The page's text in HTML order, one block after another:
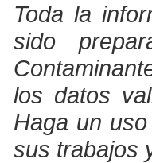
Toda la
sido
los datos
Haga un
sus trabajos